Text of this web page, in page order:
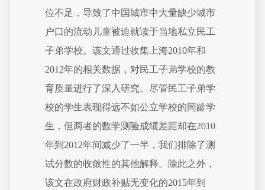
位不足，导致了中国城市中大量缺少城市
户口的流动儿童被迫就读于当地私立民工
子弟学校。该文通过收集上海2010年和
2012年的相关数据，对民工子弟学校的教
育质量进行了深入研究。尽管民工子弟学
校的学生表现得远不如公立学校的同龄学
生，但两者的数学测验成绩差距却在2010
年到2012年间减少了一半，我们排除了测
试分数的收敛性的其他解释。除此之外，
该文在政府财政补贴无变化的2015年到